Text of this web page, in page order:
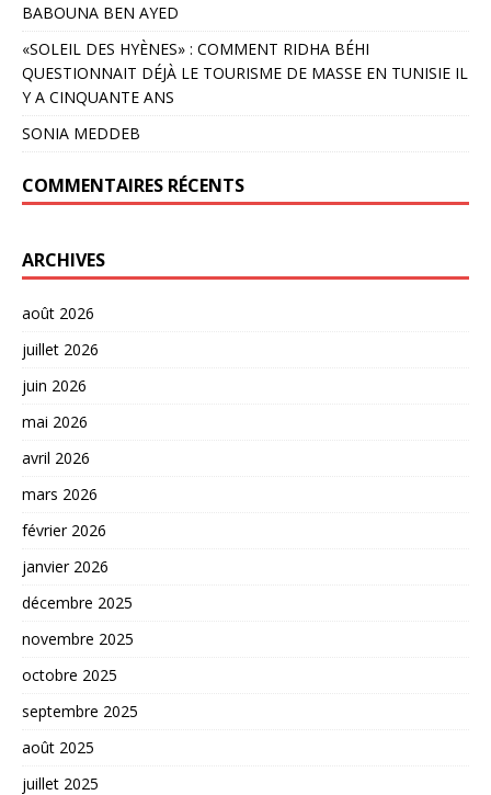
BABOUNA BEN AYED
«SOLEIL DES HYÈNES» : COMMENT RIDHA BÉHI
QUESTIONNAIT DÉJÀ LE TOURISME DE MASSE EN TUNISIE IL
Y A CINQUANTE ANS
SONIA MEDDEB
COMMENTAIRES RÉCENTS
ARCHIVES
août 2026
juillet 2026
juin 2026
mai 2026
avril 2026
mars 2026
février 2026
janvier 2026
décembre 2025
novembre 2025
octobre 2025
septembre 2025
août 2025
juillet 2025